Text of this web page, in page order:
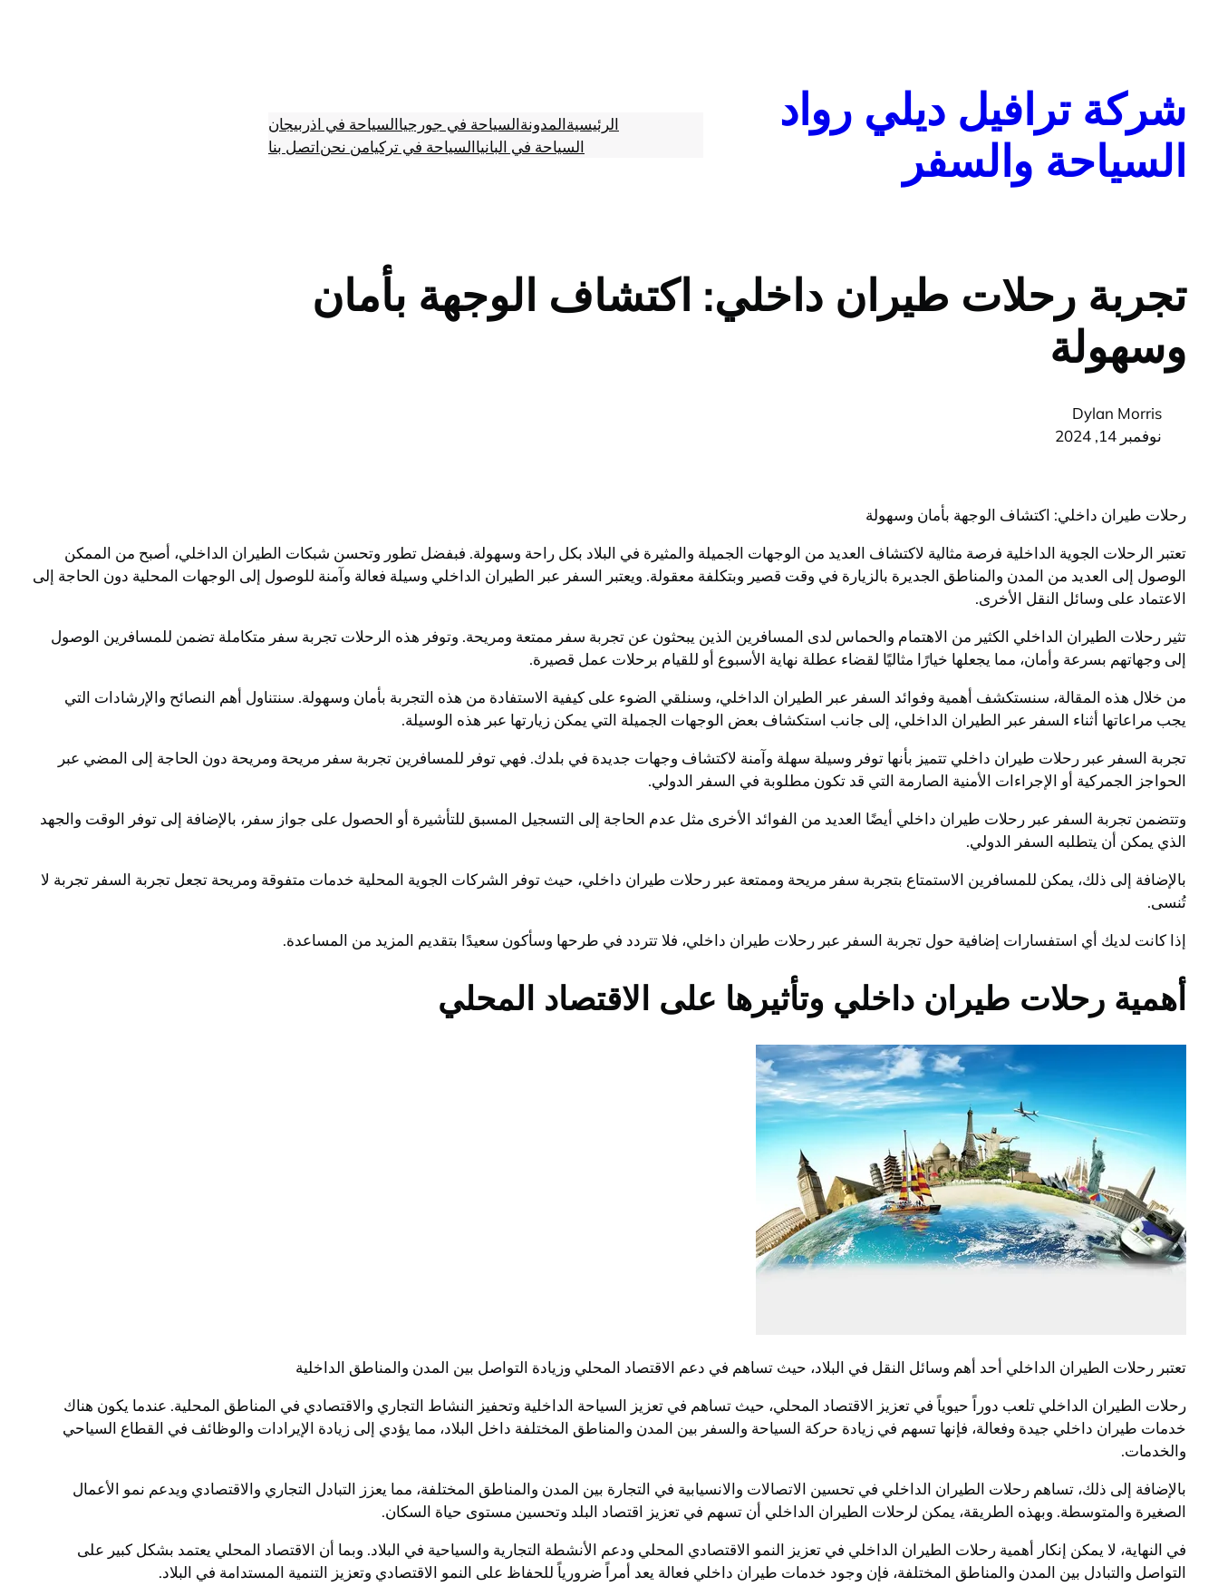
شركة ترافيل ديلي رواد
السياحة والسفر
الرئيسيةالمدونةالسياحة في جورجياالسياحة في اذربيجان
السياحة في البانياالسياحة في تركيامن نحناتصل بنا
تجربة رحلات طيران داخلي: اكتشاف الوجهة بأمان
وسهولة
Dylan Morris
نوفمبر 14, 2024
رحلات طيران داخلي: اكتشاف الوجهة بأمان وسهولة
تعتبر الرحلات الجوية الداخلية فرصة مثالية لاكتشاف العديد من الوجهات الجميلة والمثيرة في البلاد بكل راحة وسهولة. فبفضل تطور وتحسن شبكات الطيران الداخلي، أصبح من الممكن
الوصول إلى العديد من المدن والمناطق الجديرة بالزيارة في وقت قصير وبتكلفة معقولة. ويعتبر السفر عبر الطيران الداخلي وسيلة فعالة وآمنة للوصول إلى الوجهات المحلية دون الحاجة إلى
الاعتماد على وسائل النقل الأخرى.
تثير رحلات الطيران الداخلي الكثير من الاهتمام والحماس لدى المسافرين الذين يبحثون عن تجربة سفر ممتعة ومريحة. وتوفر هذه الرحلات تجربة سفر متكاملة تضمن للمسافرين الوصول
إلى وجهاتهم بسرعة وأمان، مما يجعلها خيارًا مثاليًا لقضاء عطلة نهاية الأسبوع أو للقيام برحلات عمل قصيرة.
من خلال هذه المقالة، سنستكشف أهمية وفوائد السفر عبر الطيران الداخلي، وسنلقي الضوء على كيفية الاستفادة من هذه التجربة بأمان وسهولة. سنتناول أهم النصائح والإرشادات التي
يجب مراعاتها أثناء السفر عبر الطيران الداخلي، إلى جانب استكشاف بعض الوجهات الجميلة التي يمكن زيارتها عبر هذه الوسيلة.
تجربة السفر عبر رحلات طيران داخلي تتميز بأنها توفر وسيلة سهلة وآمنة لاكتشاف وجهات جديدة في بلدك. فهي توفر للمسافرين تجربة سفر مريحة ومريحة دون الحاجة إلى المضي عبر
الحواجز الجمركية أو الإجراءات الأمنية الصارمة التي قد تكون مطلوبة في السفر الدولي.
وتتضمن تجربة السفر عبر رحلات طيران داخلي أيضًا العديد من الفوائد الأخرى مثل عدم الحاجة إلى التسجيل المسبق للتأشيرة أو الحصول على جواز سفر، بالإضافة إلى توفر الوقت والجهد
الذي يمكن أن يتطلبه السفر الدولي.
بالإضافة إلى ذلك، يمكن للمسافرين الاستمتاع بتجربة سفر مريحة وممتعة عبر رحلات طيران داخلي، حيث توفر الشركات الجوية المحلية خدمات متفوقة ومريحة تجعل تجربة السفر تجربة لا
تُنسى.
إذا كانت لديك أي استفسارات إضافية حول تجربة السفر عبر رحلات طيران داخلي، فلا تتردد في طرحها وسأكون سعيدًا بتقديم المزيد من المساعدة.
أهمية رحلات طيران داخلي وتأثيرها على الاقتصاد المحلي
تعتبر رحلات الطيران الداخلي أحد أهم وسائل النقل في البلاد، حيث تساهم في دعم الاقتصاد المحلي وزيادة التواصل بين المدن والمناطق الداخلية
رحلات الطيران الداخلي تلعب دوراً حيوياً في تعزيز الاقتصاد المحلي، حيث تساهم في تعزيز السياحة الداخلية وتحفيز النشاط التجاري والاقتصادي في المناطق المحلية. عندما يكون هناك
خدمات طيران داخلي جيدة وفعالة، فإنها تسهم في زيادة حركة السياحة والسفر بين المدن والمناطق المختلفة داخل البلاد، مما يؤدي إلى زيادة الإيرادات والوظائف في القطاع السياحي
والخدمات.
بالإضافة إلى ذلك، تساهم رحلات الطيران الداخلي في تحسين الاتصالات والانسيابية في التجارة بين المدن والمناطق المختلفة، مما يعزز التبادل التجاري والاقتصادي ويدعم نمو الأعمال
الصغيرة والمتوسطة. وبهذه الطريقة، يمكن لرحلات الطيران الداخلي أن تسهم في تعزيز اقتصاد البلد وتحسين مستوى حياة السكان.
في النهاية، لا يمكن إنكار أهمية رحلات الطيران الداخلي في تعزيز النمو الاقتصادي المحلي ودعم الأنشطة التجارية والسياحية في البلاد. وبما أن الاقتصاد المحلي يعتمد بشكل كبير على
التواصل والتبادل بين المدن والمناطق المختلفة، فإن وجود خدمات طيران داخلي فعالة يعد أمراً ضرورياً للحفاظ على النمو الاقتصادي وتعزيز التنمية المستدامة في البلاد.